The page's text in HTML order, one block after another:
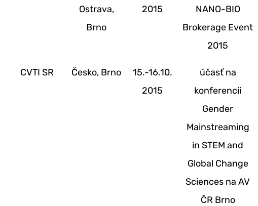
Ostrava,
Brno
2015
NANO-BIO
Brokerage Event
2015
CVTI SR Česko, Brno
15.-16.10.
2015
účasť na
konferencii
Gender
Mainstreaming
in STEM and
Global Change
Sciences na AV
ČR Brno